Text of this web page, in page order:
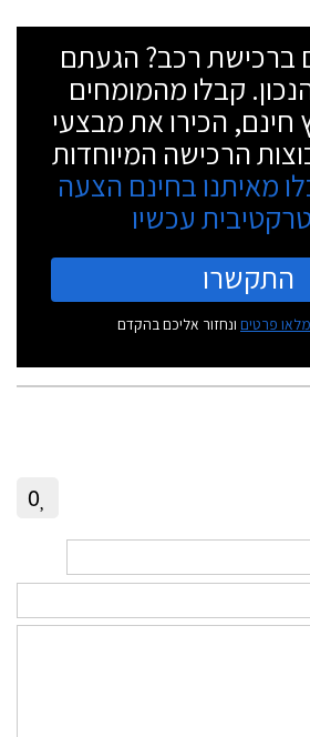
ברכישת רכב? הגעתם
קבלו מהמומחים
חינם, הכירו את מבצעי
הרכישה המיוחדות
מאיתנו בחינם הצעה
עכשיו
התקשרו
מלאו פרטים ונחזור אליכם בהקדם
0